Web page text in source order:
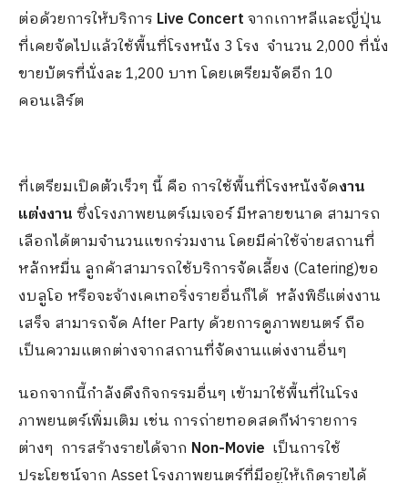
ต่อด้วยการให้บริการ Live Concertจากเกาหลีและญี่ปุ่น
ที่เคยจัดไปแล้วใช้พื้นที่โรงหนัง 3 โรง จำนวน 2,000 ที่นั่ง
ขายบัตรที่นั่งละ 1,200 บาท โดยเตรียมจัดอีก 10
คอนเสิร์ต
ที่เตรียมเปิดตัวเร็วๆ นี้ คือ การใช้พื้นที่โรงหนังจัดงาน
แต่งงานซึ่งโรงภาพยนตร์เมเจอร์ มีหลายขนาด สามารถ
เลือกได้ตามจำนวนแขกร่วมงาน โดยมีค่าใช้จ่ายสถานที่
หลักหมื่น ลูกค้าสามารถใช้บริการจัดเลี้ยง (Catering)ขอ
งบลูโอ หรือจะจ้างเคเทอริ่งรายอื่นก็ได้ หลังพิธีแต่งงาน
เสร็จ สามารถจัด After Party ด้วยการดูภาพยนตร์ ถือ
เป็นความแตกต่างจากสถานที่จัดงานแต่งงานอื่นๆ
นอกจากนี้กำลังดึงกิจกรรมอื่นๆ เข้ามาใช้พื้นที่ในโรง
ภาพยนตร์เพิ่มเติม เช่น การถ่ายทอดสดกีฬารายการ
ต่างๆ การสร้างรายได้จาก Non-Movie เป็นการใช้
ประโยชน์จาก Asset โรงภาพยนตร์ที่มีอยู่ให้เกิดรายได้